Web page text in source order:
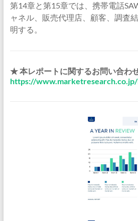
第14章と第15章では、携帯電話
ャネル、販売代理店、顧客、調査
明する。
★ 本レポートに関するお問い合わ
https://